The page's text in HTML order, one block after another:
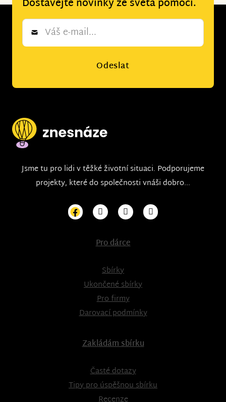
Dostávejte novinky ze světa pomoci.
Newsletter
Odeslat
Jsme tu pro lidi v těžké životní situaci. Podporujeme
projekty, které do společnosti vnáši dobro...
Pro dárce
Sbírky
Ukončené sbírky
Pro firmy
Darovací podmínky
Zakládám sbírku
Časté dotazy
Tipy pro úspěšnou sbírku